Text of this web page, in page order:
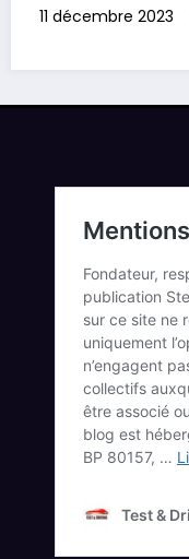
11 décembre 2023